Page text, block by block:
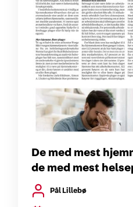
De med mest
de med mest
Pål Lillebø